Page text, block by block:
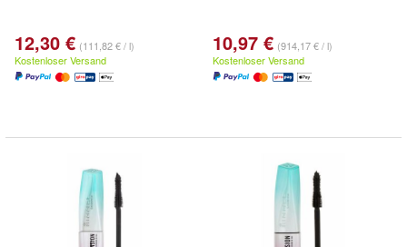
12,30 € (111,82 € / l)
Kostenloser Versand
10,97 € (914,17 € / l)
Kostenloser Versand